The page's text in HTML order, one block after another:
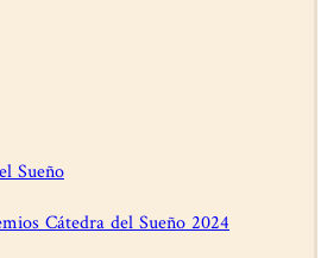
Sueño
Cátedra del Sueño 2024